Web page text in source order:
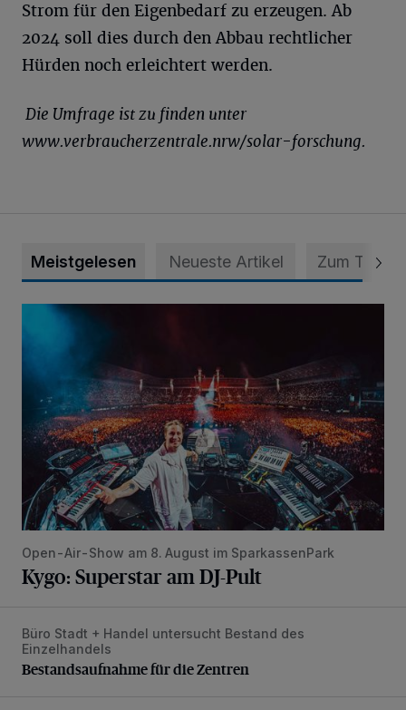
Strom für den Eigenbedarf zu erzeugen. Ab
2024 soll dies durch den Abbau rechtlicher
Hürden noch erleichtert werden.
Die Umfrage ist zu finden unter
www.verbraucherzentrale.nrw/solar-forschung.
Meistgelesen Neueste Artikel Zum Thema
Kygo: Superstar am DJ-Pult
Open-Air-Show am 8. August im SparkassenPark
Kygo: Superstar am DJ-Pult
Bestandsaufnahme für die Zentren
Büro Stadt + Handel untersucht Bestand des
Einzelhandels
Bestandsaufnahme für die Zentren